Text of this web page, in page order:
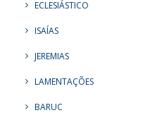
ECLESIÁSTICO
ISAÍAS
JEREMIAS
LAMENTAÇÕES
BARUC